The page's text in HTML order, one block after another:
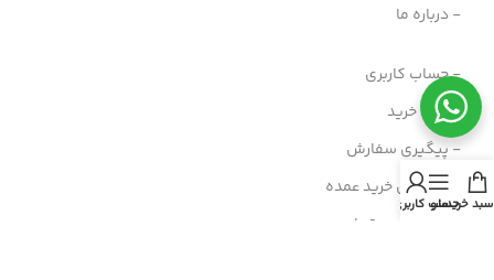
- درباره ما
- حساب کاربری
- سبد خرید
- پیگیری سفارش
- راهنمای خرید عمده
- قوانین و مقررات
سبد خریدمنو
حساب کاربری من